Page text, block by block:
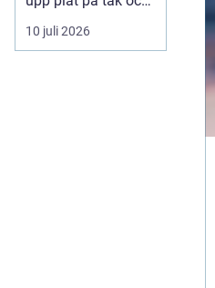
fasad. Rätt
plåtarbeten skyddar
10 juli 2026